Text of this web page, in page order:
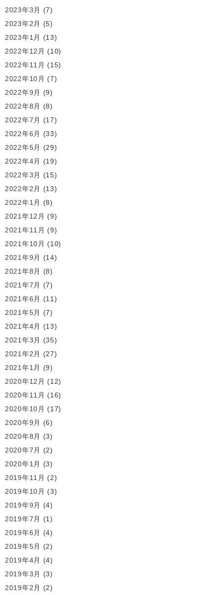
2023年3月
(7)
2023年2月
(5)
2023年1月
(13)
2022年12月 (10)
2022年11月 (15)
2022年10月 (7)
2022年9月
(9)
2022年8月
(8)
2022年7月
(17)
2022年6月
(33)
2022年5月
(29)
2022年4月
(19)
2022年3月
(15)
2022年2月
(13)
2022年1月
(8)
2021年12月 (9)
2021年11月 (9)
2021年10月 (10)
2021年9月
(14)
2021年8月
(8)
2021年7月
(7)
2021年6月
(11)
2021年5月
(7)
2021年4月
(13)
2021年3月
(35)
2021年2月
(27)
2021年1月
(9)
2020年12月 (12)
2020年11月 (16)
2020年10月 (17)
2020年9月
(6)
2020年8月
(3)
2020年7月
(2)
2020年1月
(3)
2019年11月 (2)
2019年10月 (3)
2019年9月
(4)
2019年7月
(1)
2019年6月
(4)
2019年5月
(2)
2019年4月
(4)
2019年3月
(3)
2019年2月
(2)